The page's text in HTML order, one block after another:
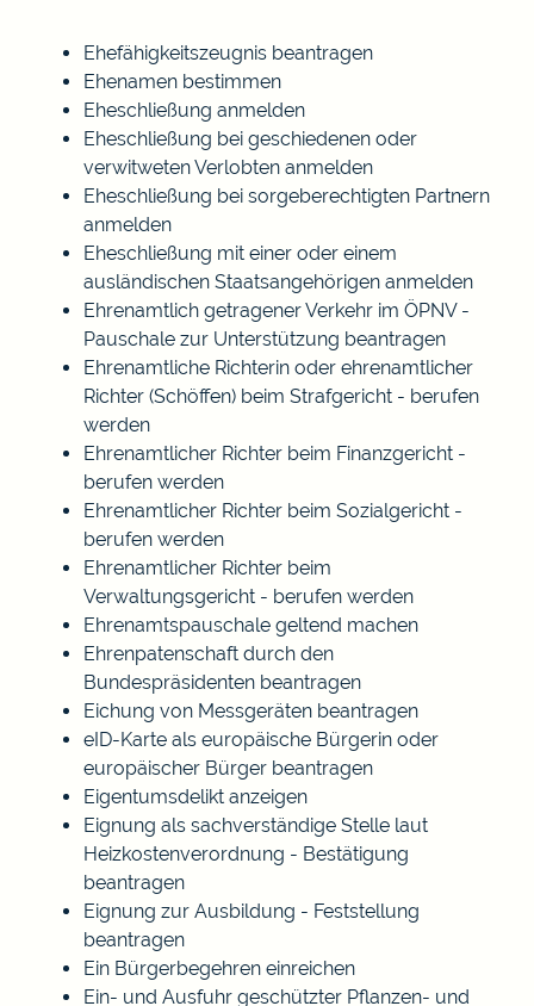
Ehefähigkeitszeugnis beantragen
Ehenamen bestimmen
Eheschließung anmelden
Eheschließung bei geschiedenen oder
verwitweten Verlobten anmelden
Eheschließung bei sorgeberechtigten Partnern
anmelden
Eheschließung mit einer oder einem
ausländischen Staatsangehörigen anmelden
Ehrenamtlich getragener Verkehr im ÖPNV -
Pauschale zur Unterstützung beantragen
Ehrenamtliche Richterin oder ehrenamtlicher
Richter (Schöffen) beim Strafgericht - berufen
werden
Ehrenamtlicher Richter beim Finanzgericht -
berufen werden
Ehrenamtlicher Richter beim Sozialgericht -
berufen werden
Ehrenamtlicher Richter beim
Verwaltungsgericht - berufen werden
Ehrenamtspauschale geltend machen
Ehrenpatenschaft durch den
Bundespräsidenten beantragen
Eichung von Messgeräten beantragen
eID-Karte als europäische Bürgerin oder
europäischer Bürger beantragen
Eigentumsdelikt anzeigen
Eignung als sachverständige Stelle laut
Heizkostenverordnung - Bestätigung
beantragen
Eignung zur Ausbildung - Feststellung
beantragen
Ein Bürgerbegehren einreichen
Ein- und Ausfuhr geschützter Pflanzen- und